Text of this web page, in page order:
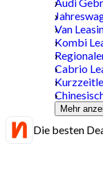
Van
Kombi
Cabrio
Mehr
Die besten